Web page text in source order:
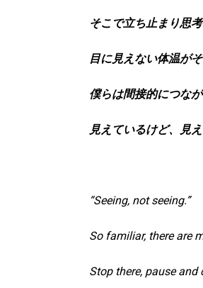
そこで立ち止まり思考
目に見えない体温が
僕らは間接的につなが
見えているけど、見え
“Seeing, not seeing.”
So familiar, there are
Stop there, pause